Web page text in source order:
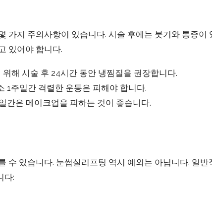
가지 주의사항이 있습니다. 시술 후에는 붓기와 통증이
있어야 합니다.
위해 시술 후 24시간 동안 냉찜질을 권장합니다.
1주일간 격렬한 운동은 피해야 합니다.
간은 메이크업을 피하는 것이 좋습니다.
수 있습니다. 눈썹실리프팅 역시 예외는 아닙니다. 일
다: